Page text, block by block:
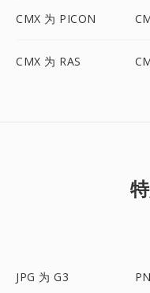
CMX 为 PICON
CMX 为 RAS
JPG 为 G3